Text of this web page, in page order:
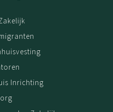
Inrichting